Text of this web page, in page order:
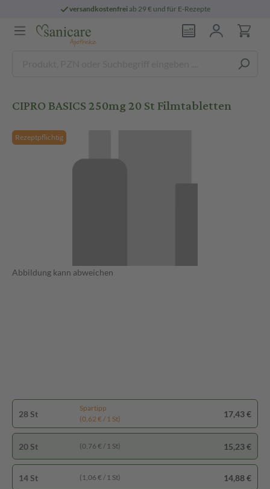
versandkostenfreiab 29 € und für E-Rezepte
CIPRO BASICS 250mg 20 St Filmtabletten
Rezeptpflichtig
Abbildung kann abweichen
28 St
Spartipp
(0,62 € / 1 St)
17,43 €
20 St (0,76 € / 1 St) 15,23 €
14 St (1,06 € / 1 St) 14,88 €